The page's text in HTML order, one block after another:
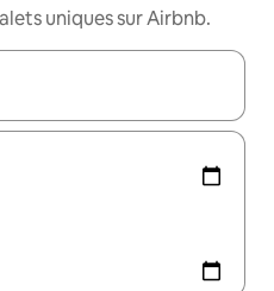
uniques sur Airbnb.
parcourez-les en utilisant